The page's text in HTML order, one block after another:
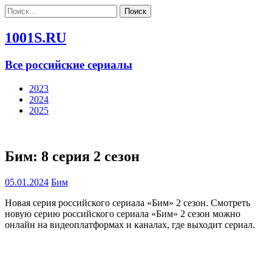
Найти:
1001S.RU
Все российские сериалы
2023
2024
2025
Бим: 8 серия 2 сезон
05.01.2024 Бим
Новая серия российского сериала «Бим» 2 сезон. Смотреть
новую серию российского сериала «Бим» 2 сезон можно
онлайн на видеоплатформах и каналах, где выходит сериал.